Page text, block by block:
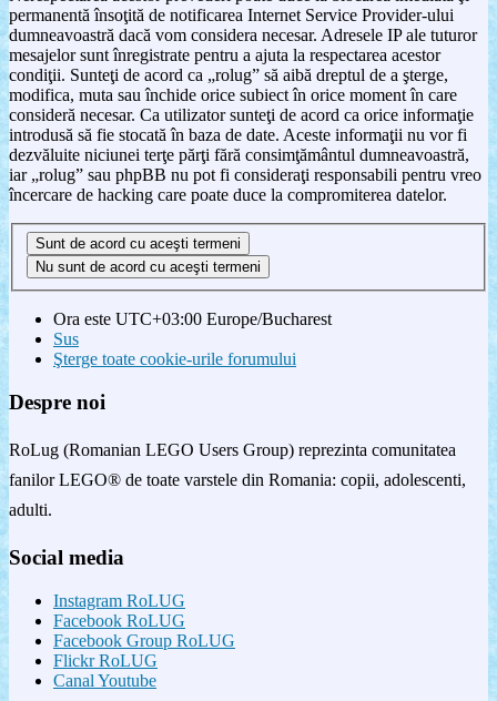
permanentă însoţită de notificarea Internet Service Provider-ului
dumneavoastră dacă vom considera necesar. Adresele IP ale tuturor
mesajelor sunt înregistrate pentru a ajuta la respectarea acestor
condiţii. Sunteţi de acord ca „rolug” să aibă dreptul de a şterge,
modifica, muta sau închide orice subiect în orice moment în care
consideră necesar. Ca utilizator sunteţi de acord ca orice informaţie
introdusă să fie stocată în baza de date. Aceste informaţii nu vor fi
dezvăluite niciunei terţe părţi fără consimţământul dumneavoastră,
iar „rolug” sau phpBB nu pot fi consideraţi responsabili pentru vreo
încercare de hacking care poate duce la compromiterea datelor.
Ora este UTC+03:00 Europe/Bucharest
Sus
Şterge toate cookie-urile forumului
Despre noi
RoLug (Romanian LEGO Users Group) reprezinta comunitatea
fanilor LEGO® de toate varstele din Romania: copii, adolescenti,
adulti.
Social media
Instagram RoLUG
Facebook RoLUG
Facebook Group RoLUG
Flickr RoLUG
Canal Youtube